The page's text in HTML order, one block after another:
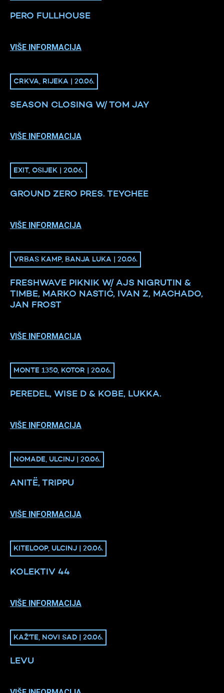
PERO FULLHOUSE
VIŠE INFORMACIJA
CRKVA, RIJEKA | 20.06.
SEASON CLOSING W/ TOM JAY
VIŠE INFORMACIJA
EXIT, OSIJEK | 20.06.
GROUND ZERO PRES. TEYCHEE
VIŠE INFORMACIJA
VRBAS KAMP, BANJA LUKA | 20.06.
FRESHWAVE PIKNIK W/ AJS NIGRUTIN &
TIMBE, MARKO NASTIĆ, IVAN Z, MACHADO,
JAN FROST
VIŠE INFORMACIJA
MONTE 1350, KOTOR | 20.06.
PEREDEL, WISE D & KOBE, LUKKA.
VIŠE INFORMACIJA
NOMADE, ULCINJ | 20.06.
ANITË, TRIPPU
VIŠE INFORMACIJA
KITELOOP, ULCINJ | 20.06.
KOLEKTIV 44
VIŠE INFORMACIJA
KAŽ'TE, NOVI SAD | 20.06.
LEVU